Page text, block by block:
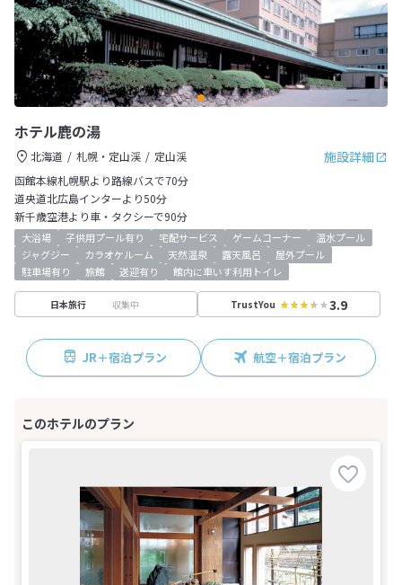
ホテル鹿の湯
施設詳細
北海道 札幌・定山渓
定山渓
函館本線札幌駅より路線バスで70分
道央道北広島インターより50分
新千歳空港より車・タクシーで90分
大浴場 子供用プール有り 宅配サービス ゲームコーナー
温水プール
ジャグジー
カラオケルーム 天然温泉 露天風呂
屋外プール
駐車場有り
旅館 送迎有り 館内に車いす利用トイレ
日本旅行 収集中 TrustYou 3.9
JR＋宿泊プラン 航空＋宿泊プラン